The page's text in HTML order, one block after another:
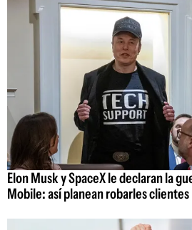
Elon Musk y SpaceX le declaran la
Mobile: así planean robarles clientes